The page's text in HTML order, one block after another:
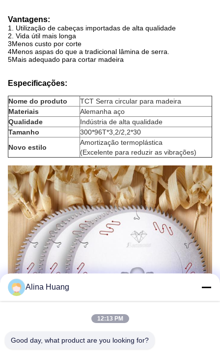
Vantagens:
1. Utilização de cabeças importadas de alta qualidade
2. Vida útil mais longa
3Menos custo por corte
4Menos aspas do que a tradicional lâmina de serra.
5Mais adequado para cortar madeira
Especificações:
Nome do produto
TCT Serra circular para madeira
Materiais
Alemanha aço
Qualidade
Indústria de alta qualidade
Tamanho
300*96T*3,2/2,2*30
Novo estilo
Amortização termoplástica
(Excelente para reduzir as vibrações)
Alina Huang
12:13 PM
Good day, what product are you looking for?